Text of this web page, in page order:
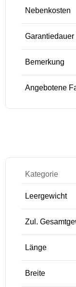
Nebenkosten
Garantiedauer
Bemerkung
Angebotene
Kategorie
Leergewicht
Zul.
Länge
Breite